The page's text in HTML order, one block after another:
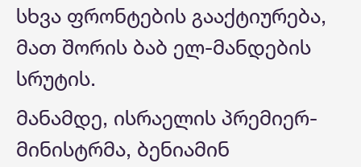
სხვა ფრონტების გააქტიურება,
მათ შორის ბაბ ელ-მანდების
სრუტის.
მანამდე, ისრაელის პრემიერ-
მინისტრმა, ბენიამინ